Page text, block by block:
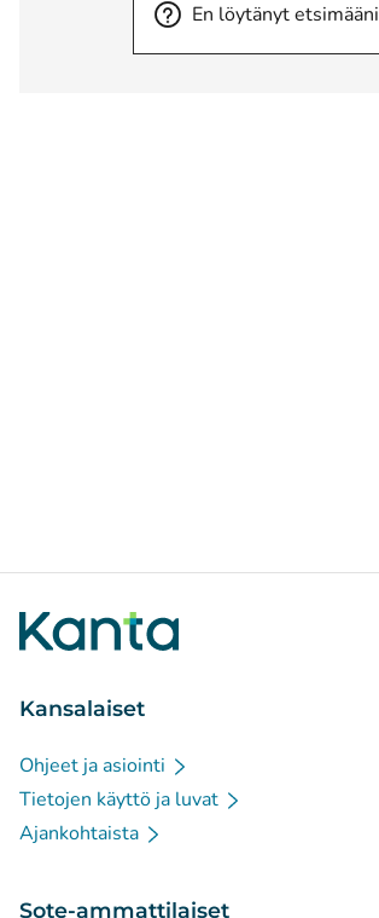
En löytänyt etsimääni
Kansalaiset
Ohjeet ja asiointi
Tietojen käyttö ja luvat
Ajankohtaista
Sote-ammattilaiset